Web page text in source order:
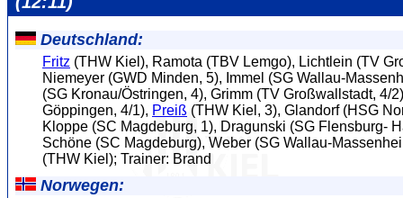
Deutschland:
Fritz (THW Kiel), Ramota (TBV Lemgo), Lichtlein (TV
Niemeyer (GWD Minden, 5), Immel (SG Wallau-
(SG Kronau/Östringen, 4), Grimm (TV Großwallstadt, 4/
Göppingen, 4/1), Preiß (THW Kiel, 3), Glandorf (HSG
Kloppe (SC Magdeburg, 1), Dragunski (SG Flensburg-
Schöne (SC Magdeburg), Weber (SG Wallau-
(THW Kiel); Trainer: Brand
Norwegen: